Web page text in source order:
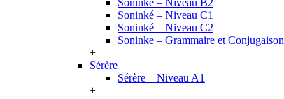
Soninké – Niveau B2
Soninké – Niveau C1
Soninké – Niveau C2
Soninke – Grammaire et Conjugaison
+
Sérère
Sérère – Niveau A1
+